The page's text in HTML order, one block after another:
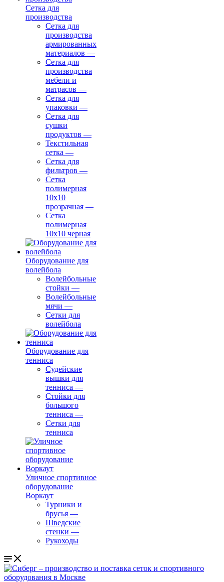
Сетка для
производства
Сетка для
производства
армированных
материалов —
Сетка для
производства
мебели и
матрасов —
Сетка для
упаковки —
Сетка для
сушки
продуктов —
Текстильная
сетка —
Сетка для
фильтров —
Сетка
полимерная
10х10
прозрачная —
Сетка
полимерная
10х10 черная
Оборудование для
волейбола
Волейбольные
стойки —
Волейбольные
мячи —
Сетки для
волейбола
Оборудование для
тенниса
Судейские
вышки для
тенниса —
Стойки для
большого
тенниса —
Сетки для
тенниса
Уличное спортивное
оборудование
Воркаут
Турники и
брусья —
Шведские
стенки —
Рукоходы